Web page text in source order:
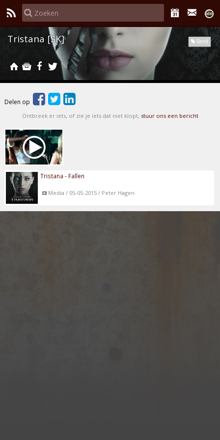
Band
Tristana [SK]
Delen op
Ontbreek er iets, of zie je iets dat niet klopt, stuur ons een bericht
Tristana - Fallen
Media / 05-05-2015 / Peter Hagen